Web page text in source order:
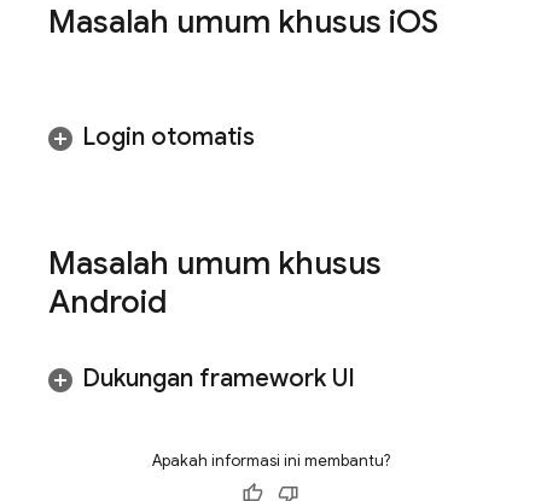
Masalah umum khusus iOS
Login otomatis
Masalah umum khusus
Android
Dukungan framework UI
Apakah informasi ini membantu?